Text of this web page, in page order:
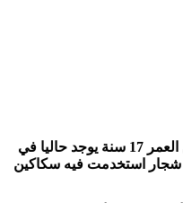
كما أفاد الوزير أن شخصا ثانيا يبلغ من العمر 17 سنة يوجد حاليا في
استخدمت فيه سكاكين